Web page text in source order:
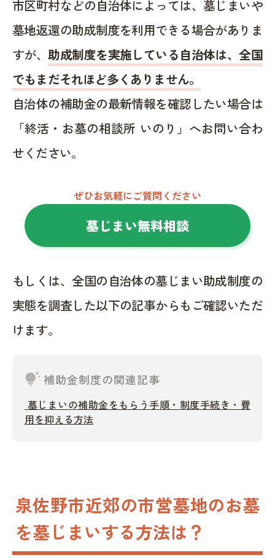
市区町村などの自治体によっては、墓じまいや
墓地返還の助成制度を利用できる場合がありま
すが、助成制度を実施している自治体は、全国
でもまだそれほど多くありません。
自治体の補助金の最新情報を確認したい場合は
「終活・お墓の相談所 いのり」へお問い合わ
せください。
ぜひお気軽にご質問ください
墓じまい無料相談
もしくは、全国の自治体の墓じまい助成制度の
実態を調査した以下の記事からもご確認いただ
けます。
tips_and_updates補助金制度の関連記事
墓じまいの補助金をもらう手順・制度手続き・費
用を抑える方法
泉佐野市近郊の市営墓地のお墓
を墓じまいする方法は？